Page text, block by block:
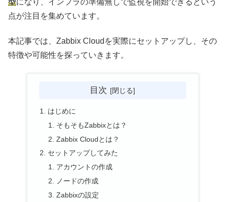
点が注目を集めています。
本記事では、Zabbix Cloudを実際にセットアップし、その
特徴や可能性を探っていきます。
目次
はじめに
そもそもZabbixとは？
Zabbix Cloudとは？
セットアップしてみた
アカウントの作成
ノードの作成
Zabbixの設定